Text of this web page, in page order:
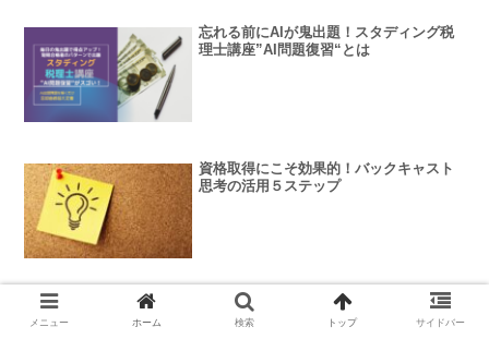
忘れる前にAIが鬼出題！スタディング税
理士講座”AI問題復習“とは
資格取得にこそ効果的！バックキャスト
思考の活用５ステップ
最新版！社労士合格率が高い・合格者数
が多い予備校・通信講座ランキング
メニュー ホーム 検索 トップ サイドバー